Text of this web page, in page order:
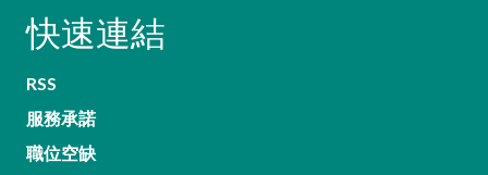
快速連結
RSS
服務承諾
職位空缺